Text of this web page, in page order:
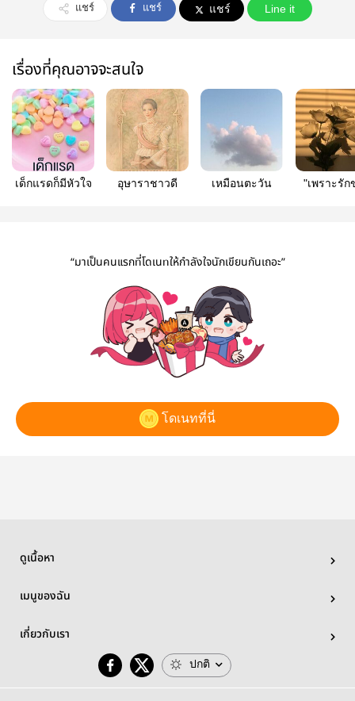
แชร์ แชร์ แชร์ Line it
เรื่องที่คุณอาจจะสนใจ
เด็กแรดก็มีหัวใจ อุษาราชาวดี เหมือนตะวัน
"เพราะรัก
“มาเป็นคนแรกที่โดเนทให้กำลังใจนักเขียนกันเถอะ”
โดเนทที่นี่
ดูเนื้อหา
เมนูของฉัน
เกี่ยวกับเรา
ปกติ